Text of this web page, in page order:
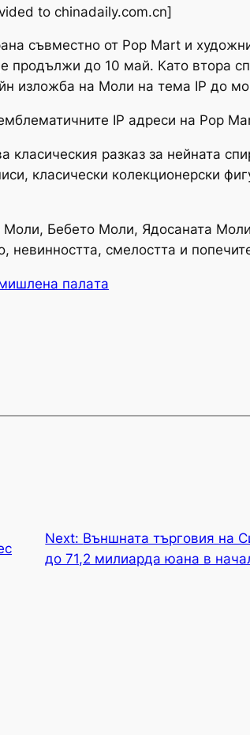
to chinadaily.com.cn]
съвместно от Pop Mart и
продължи до 10 май. Като втора
изложба на Моли на тема IP до
IP адреси на Pop
разказ за нейната
класически колекционерски
Моли, Бебето Моли, Ядосаната
смелостта и
палaта
Next: Външната търговия на
до 71,2 милиарда юана в